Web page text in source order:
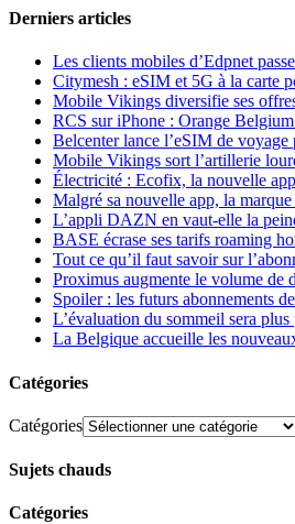
Derniers articles
Les clients mobiles d’Edpnet
Citymesh : eSIM et 5G à la carte
Mobile Vikings diversifie ses
RCS sur iPhone : Orange
Belcenter lance l’eSIM de
Mobile Vikings sort l’artillerie
Électricité : Ecofix, la nouvelle
Malgré sa nouvelle app, la
L’appli DAZN en vaut-elle la
BASE écrase ses tarifs roaming
Tout ce qu’il faut savoir sur
Proximus augmente le volume de
Spoiler : les futurs abonnements
L’évaluation du sommeil sera
La Belgique accueille les
Catégories
Catégories
Sujets chauds
Catégories